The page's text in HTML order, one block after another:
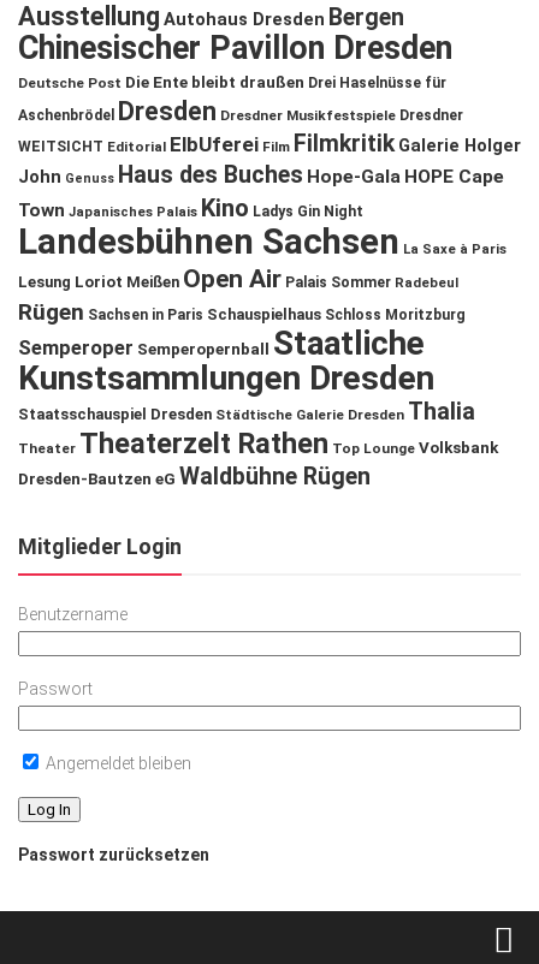
Ausstellung Autohaus Dresden Bergen
Chinesischer Pavillon Dresden
Deutsche Post Die Ente bleibt draußen Drei Haselnüsse für
Aschenbrödel
Dresden Dresdner Musikfestspiele Dresdner
WEITSICHT Editorial ElbUferei Film Filmkritik Galerie Holger
John Genuss Haus des Buches Hope-Gala HOPE Cape
Town Japanisches Palais Kino Ladys Gin Night
Landesbühnen Sachsen La Saxe à Paris
Lesung Loriot Meißen Open Air Palais Sommer Radebeul
Rügen Sachsen in Paris Schauspielhaus Schloss Moritzburg
Semperoper Semperopernball
Staatliche
Kunstsammlungen Dresden
Staatsschauspiel Dresden Städtische Galerie Dresden Thalia
Theater Theaterzelt Rathen Top Lounge Volksbank
Dresden-Bautzen eG Waldbühne Rügen
Mitglieder Login
Benutzername
Passwort
Angemeldet bleiben
Passwort zurücksetzen